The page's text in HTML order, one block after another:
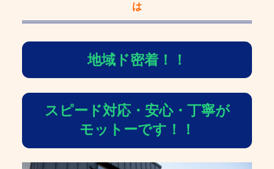
は
地域ド密着！！
スピード対応・安心・丁寧が
モットーです！！